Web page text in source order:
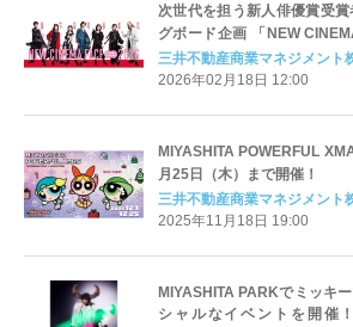
次世代を担う新人俳優賞受
グボード企画 「NEW
（金）より開催
三井不動産商業マネジメント
2026年02月18日 12:00
MIYASHITA POWERFUL
月25日（木）まで開催！
三井不動産商業マネジメント
2025年11月18日 19:00
MIYASHITA PARKでミッキ
シャルなイベントを開催！